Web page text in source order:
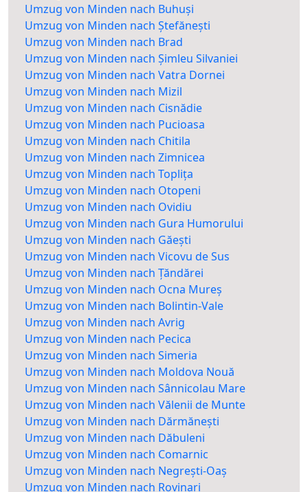
Umzug von Minden nach Buhuși
Umzug von Minden nach Ștefănești
Umzug von Minden nach Brad
Umzug von Minden nach Șimleu Silvaniei
Umzug von Minden nach Vatra Dornei
Umzug von Minden nach Mizil
Umzug von Minden nach Cisnădie
Umzug von Minden nach Pucioasa
Umzug von Minden nach Chitila
Umzug von Minden nach Zimnicea
Umzug von Minden nach Toplița
Umzug von Minden nach Otopeni
Umzug von Minden nach Ovidiu
Umzug von Minden nach Gura Humorului
Umzug von Minden nach Găești
Umzug von Minden nach Vicovu de Sus
Umzug von Minden nach Țăndărei
Umzug von Minden nach Ocna Mureș
Umzug von Minden nach Bolintin-Vale
Umzug von Minden nach Avrig
Umzug von Minden nach Pecica
Umzug von Minden nach Simeria
Umzug von Minden nach Moldova Nouă
Umzug von Minden nach Sânnicolau Mare
Umzug von Minden nach Vălenii de Munte
Umzug von Minden nach Dărmănești
Umzug von Minden nach Dăbuleni
Umzug von Minden nach Comarnic
Umzug von Minden nach Negrești-Oaș
Umzug von Minden nach Rovinari